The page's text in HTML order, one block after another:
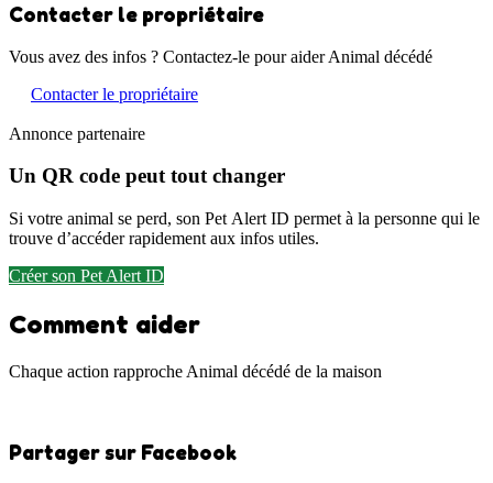
Contacter le propriétaire
Vous avez des infos ? Contactez-le pour aider Animal décédé
Contacter le propriétaire
Annonce partenaire
Un QR code peut tout changer
Si votre animal se perd, son Pet Alert ID permet à la personne qui le
trouve d’accéder rapidement aux infos utiles.
Créer son Pet Alert ID
Comment aider
Chaque action rapproche Animal décédé de la maison
Partager sur Facebook